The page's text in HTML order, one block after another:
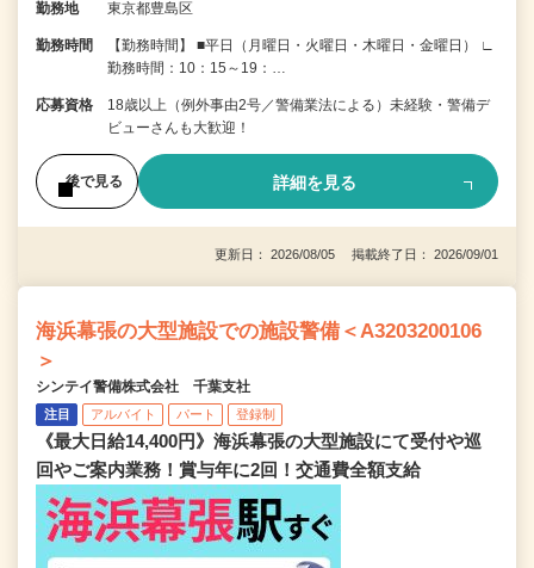
勤務地 東京都豊島区
勤務時間
【勤務時間】 ■平日（月曜日・火曜日・木曜日・金曜日） ∟
勤務時間：10：15～19：…
応募資格
18歳以上（例外事由2号／警備業法による）未経験・警備デ
ビューさんも大歓迎！
後で見る 詳細を見る
更新日： 2026/08/05 掲載終了日： 2026/09/01
海浜幕張の大型施設での施設警備＜A3203200106
＞
シンテイ警備株式会社 千葉支社
注目 アルバイト パート 登録制
《最大日給14,400円》海浜幕張の大型施設にて受付や巡
回やご案内業務！賞与年に2回！交通費全額支給